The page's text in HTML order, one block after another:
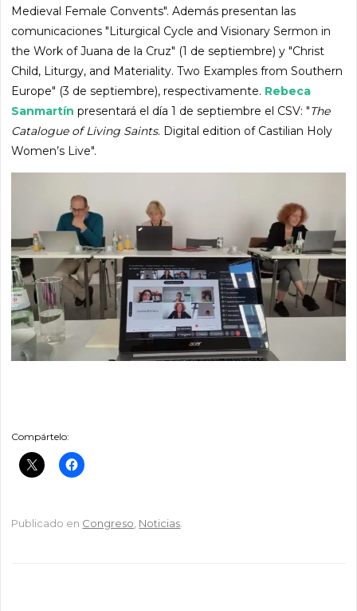
Medieval Female Convents". Además presentan las
comunicaciones "Liturgical Cycle and Visionary Sermon in
the Work of Juana de la Cruz" (1 de septiembre) y "Christ
Child, Liturgy, and Materiality. Two Examples from Southern
Europe" (3 de septiembre), respectivamente. Rebeca
Sanmartín presentará el día 1 de septiembre el CSV: "The
Catalogue of Living Saints. Digital edition of Castilian Holy
Women’s Live".
Compártelo:
Publicado en Congreso Noticias